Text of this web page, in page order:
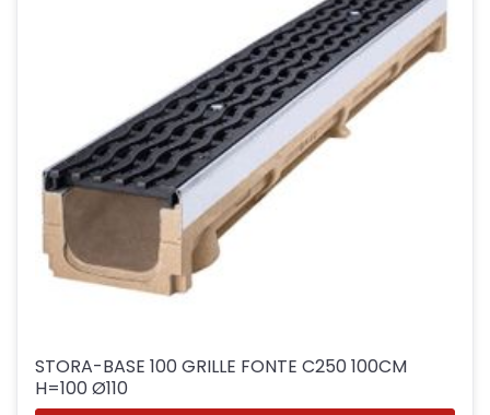
STORA-BASE 100 GRILLE FONTE C250 100CM
H=100 Ø110